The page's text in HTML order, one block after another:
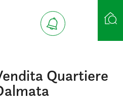
Ricerca case
Quartiere